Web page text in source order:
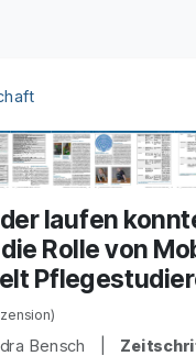
laufen
Rolle von
Bensch |